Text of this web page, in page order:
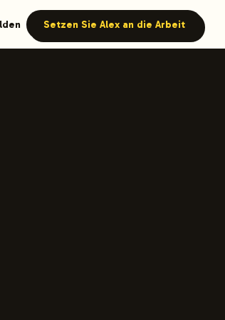
with GEO optimization built-in.
Setzen Sie Alex an die Arbeit